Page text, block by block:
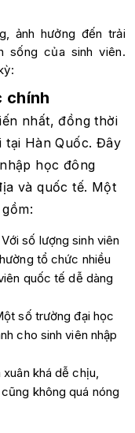
ảnh hưởng đến trải
sống của sinh viên.
chính
nhất, đồng thời
tại Hàn Quốc. Đây
học đông
và quốc tế. Một
Với số lượng sinh viên
tổ chức nhiều
quốc tế dễ dàng
số trường đại học
cho sinh viên nhập
khá dễ chịu,
không quá nóng